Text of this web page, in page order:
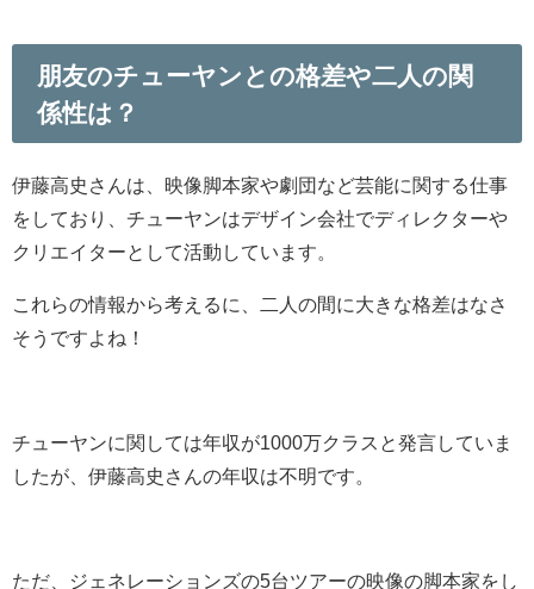
朋友のチューヤンとの格差や二人の関
係性は？
伊藤高史さんは、映像脚本家や劇団など芸能に関する仕事
をしており、チューヤンはデザイン会社でディレクターや
クリエイターとして活動しています。
これらの情報から考えるに、二人の間に大きな格差はなさ
そうですよね！
チューヤンに関しては年収が1000万クラスと発言していま
したが、伊藤高史さんの年収は不明です。
ただ、ジェネレーションズの5台ツアーの映像の脚本家をし